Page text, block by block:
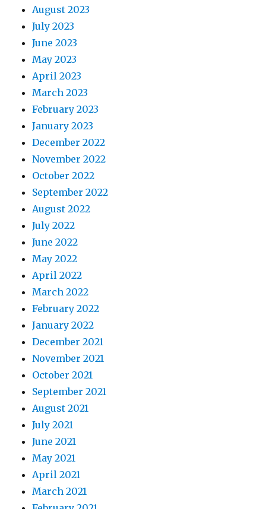
August 2023
July 2023
June 2023
May 2023
April 2023
March 2023
February 2023
January 2023
December 2022
November 2022
October 2022
September 2022
August 2022
July 2022
June 2022
May 2022
April 2022
March 2022
February 2022
January 2022
December 2021
November 2021
October 2021
September 2021
August 2021
July 2021
June 2021
May 2021
April 2021
March 2021